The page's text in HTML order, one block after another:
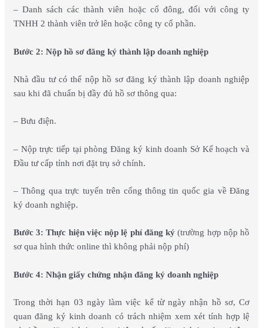
– Danh sách các thành viên hoặc cổ đông, đối với công ty
TNHH 2 thành viên trở lên hoặc công ty cổ phần.
Bước 2: Nộp hồ sơ đăng ký thành lập doanh nghiệp
Nhà đầu tư có thể nộp hồ sơ đăng ký thành lập doanh nghiệp
sau khi đã chuẩn bị đầy đủ hồ sơ thông qua:
– Bưu điện.
– Nộp trực tiếp tại phòng Đăng ký kinh doanh Sở Kế hoạch và
Đầu tư cấp tỉnh nơi đặt trụ sở chính.
– Thông qua trực tuyến trên cổng thông tin quốc gia về Đăng
ký doanh nghiệp.
Bước 3: Thực hiện việc nộp lệ phí đăng ký (trường hợp nộp hồ
sơ qua hình thức online thì không phải nộp phí)
Bước 4: Nhận giấy chứng nhận đăng ký doanh nghiệp
Trong thời hạn 03 ngày làm việc kể từ ngày nhận hồ sơ, Cơ
quan đăng ký kinh doanh có trách nhiệm xem xét tính hợp lệ